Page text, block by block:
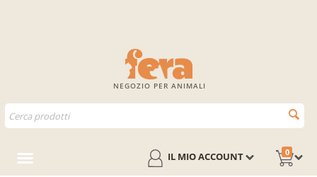
NEGOZIO PER ANIMALI
0
IL MIO ACCOUNT